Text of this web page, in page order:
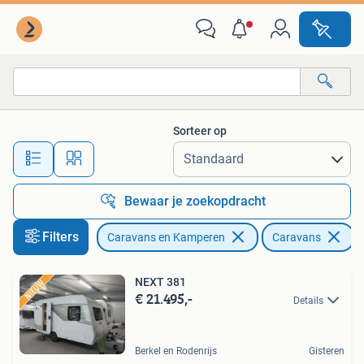
Alle afstanden…
Sorteer op
Bewaar je zoekopdracht
Filters Caravans en Kamperen Caravans
NEXT 381
€ 21.495,- Details
Berkel en Rodenrijs Gisteren